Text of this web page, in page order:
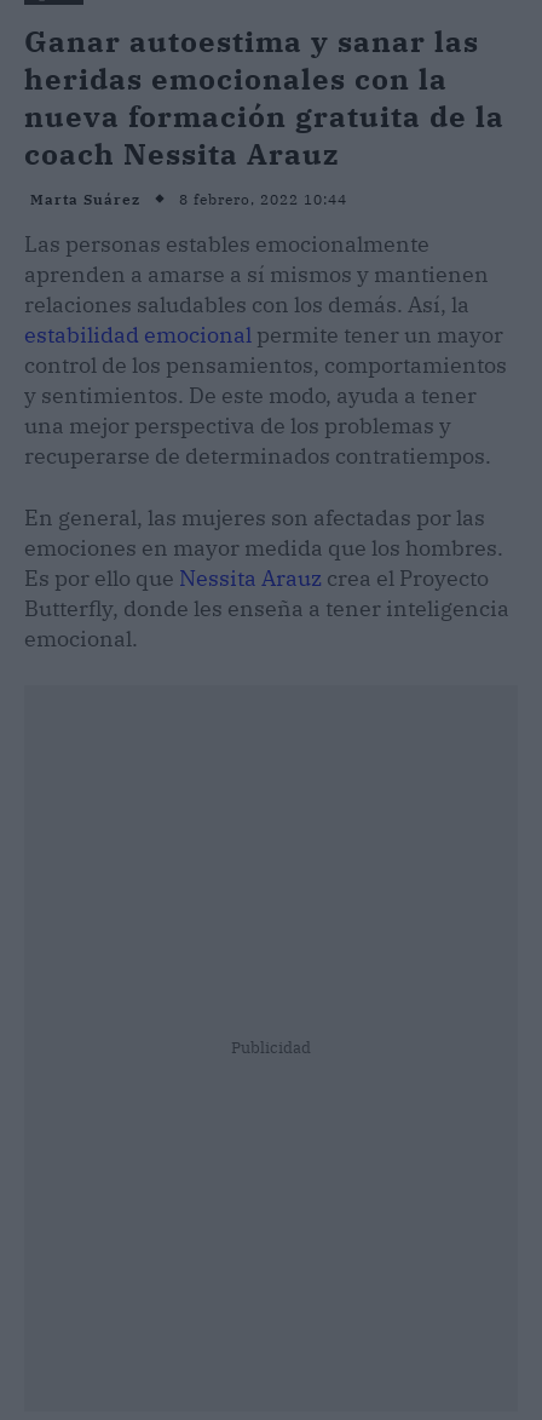
Ganar autoestima y sanar las
heridas emocionales con la
nueva formación gratuita de la
coach Nessita Arauz
Marta Suárez 8 febrero, 2022 10:44
Las personas estables emocionalmente
aprenden a amarse a sí mismos y mantienen
relaciones saludables con los demás. Así, la
estabilidad emocional permite tener un mayor
control de los pensamientos, comportamientos
y sentimientos. De este modo, ayuda a tener
una mejor perspectiva de los problemas y
recuperarse de determinados contratiempos.
En general, las mujeres son afectadas por las
emociones en mayor medida que los hombres.
Es por ello que Nessita Arauz crea el Proyecto
Butterfly, donde les enseña a tener inteligencia
emocional.
Publicidad